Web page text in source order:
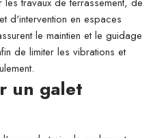
d'intervention en espaces
le maintien et le guidage
de limiter les vibrations et
un galet